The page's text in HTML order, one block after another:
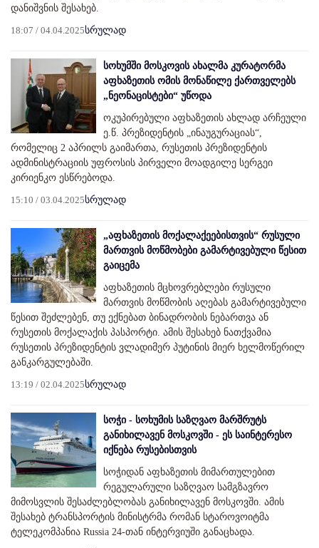
დანიშვნის შესახებ.
18:07 / 04.04.2025სრულად
სოხუმში მოსკოვის ახალმა კურატორმა
აფხაზეთის ომის მონაწილე ქართველებს
„ნეონაცისტები“ უწოდა
ოკუპირებული აფხაზეთის ახლად არჩეული
ე.წ. პრეზიდენტის „ინაუგურაციას“,
რომელიც 2 აპრილს გაიმართა, რუსეთის პრეზიდენტის
ადმინისტრაციის უფროსის პირველი მოადგილე სერგეი
კირიენკო ესწრებოდა.
15:10 / 03.04.2025სრულად
„აფხაზეთის მოქალაქეებისთვის“ რუსული
მართვის მოწმობები გამარტივებული წესით
გაიცემა
აფხაზეთის მცხოვრებლები რუსული
მართვის მოწმობის აღებას გამარტივებული
წესით შეძლებენ, თუ ექნებათ ბინადრობის ნებართვა ან
რუსეთის მოქალაქის პასპორტი. ამის შესახებ ნათქვამია
რუსეთის პრეზიდენტის ვლადიმერ პუტინის მიერ ხელმოწერილ
განკარგულებაში.
13:19 / 02.04.2025სრულად
სოჭი - სოხუმის საზღვაო მარშრუტს
განიხილავენ მოსკოვში - ეს საინტერესო
იქნება რუსებისთვის
სოჭიდან აფხაზეთის მიმართულებით
რეგულარული საზღვაო სამგზავრო
მიმოსვლის შესაძლებლობას განიხილავენ მოსკოვში. ამის
შესახებ ტრანსპორტის მინისტრმა რომან სტაროვოიტმა
ტელეკომპანია Russia 24-თან ინტერვიუში განაცხადა.